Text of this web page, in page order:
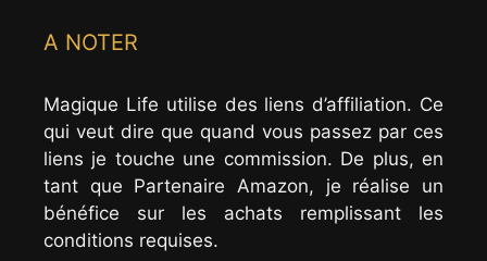
A NOTER
Magique Life utilise des liens d’affiliation. Ce
qui veut dire que quand vous passez par ces
liens je touche une commission. De plus, en
tant que Partenaire Amazon, je réalise un
bénéfice sur les achats remplissant les
conditions requises.